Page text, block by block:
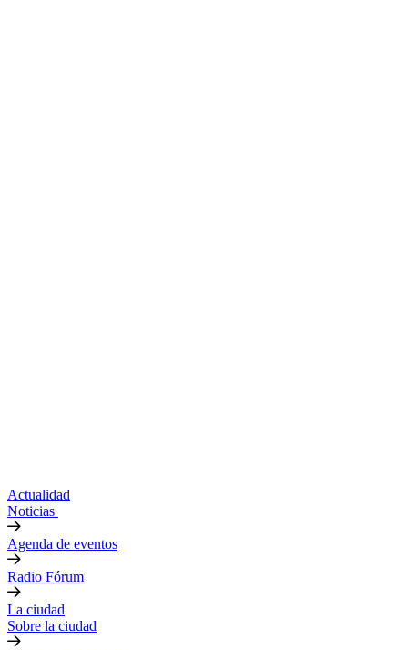
Actualidad
Noticias
Agenda de eventos
Radio Fórum
La ciudad
Sobre la ciudad